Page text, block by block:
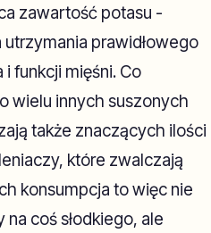
zawartość potasu -
utrzymania prawidłowego
funkcji mięśni. Co
wielu innych suszonych
także znaczących ilości
które zwalczają
konsumpcja to więc nie
coś słodkiego, ale